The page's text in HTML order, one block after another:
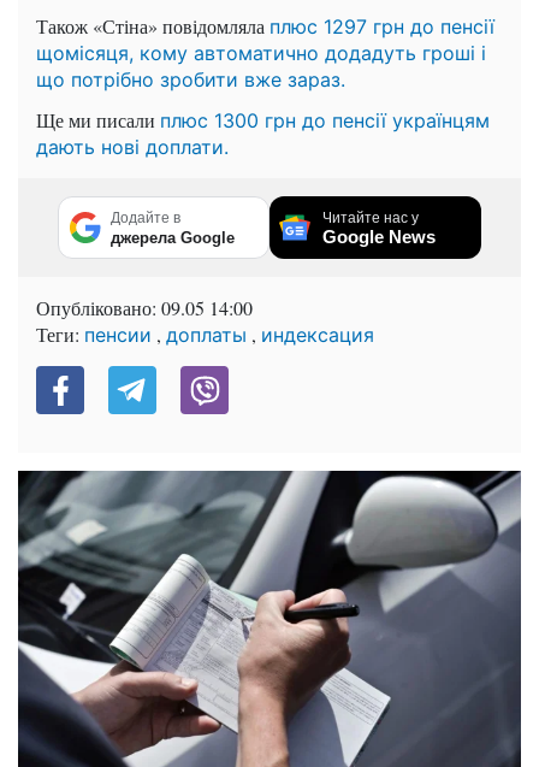
Також «Стіна» повідомляла плюс 1297 грн до пенсії
щомісяця, кому автоматично додадуть гроші і
що потрібно зробити вже зараз.
Ще ми писали плюс 1300 грн до пенсії українцям
дають нові доплати.
Додайте в
джерела Google
Читайте нас у
Google News
Опубліковано: 09.05 14:00
Теги: пенсии , доплаты , индексация